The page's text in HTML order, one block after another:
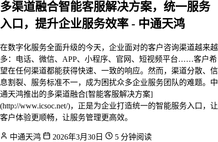
多渠道融合智能客服解决方案，统一服务
入口，提升企业服务效率 - 中通天鸿
在数字化服务全面升级的今天，企业面对的客户咨询渠道越来越
多：电话、微信、APP、小程序、官网、短视频平台……客户希
望在任何渠道都能获得快速、一致的响应。然而，渠道分散、信
息割裂、服务标准不一，成为困扰众多企业服务团队的难题。中
通天鸿推出的多渠道融合[智能客服解决方案]
(http://www.icsoc.net/)，正是为企业打造统一的智能服务入口，让
客户体验更顺畅，让服务管理更高效。
中通天鸿 2026年3月30日
5 分钟阅读